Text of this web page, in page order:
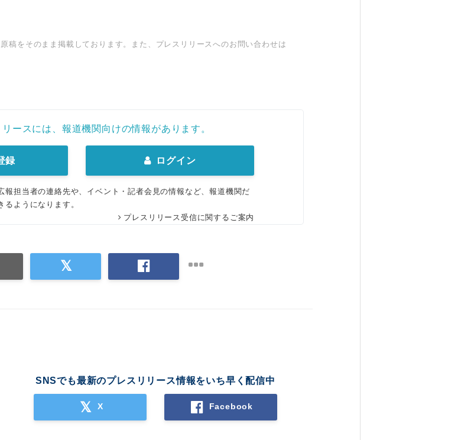
稿をそのまま掲載しております。また、プレスリリースへのお問い合わせは
ースには、報道機関向けの情報があります。
録 ログイン
報担当者の連絡先や、イベント・記者会見の情報など、報道機関だ
るようになります。
プレスリリース受信に関するご案内
SNSでも最新のプレスリリース情報をいち早く配信中
X Facebook